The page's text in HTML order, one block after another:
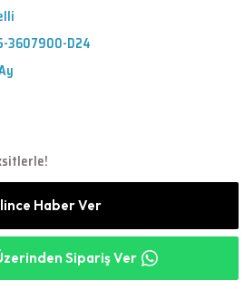
3607900-D24
Haber Ver
Sipariş Ver